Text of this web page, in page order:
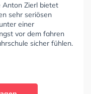
Anton Zierl bietet
sehr seriösen
einer
vor dem fahren
sicher fühlen.